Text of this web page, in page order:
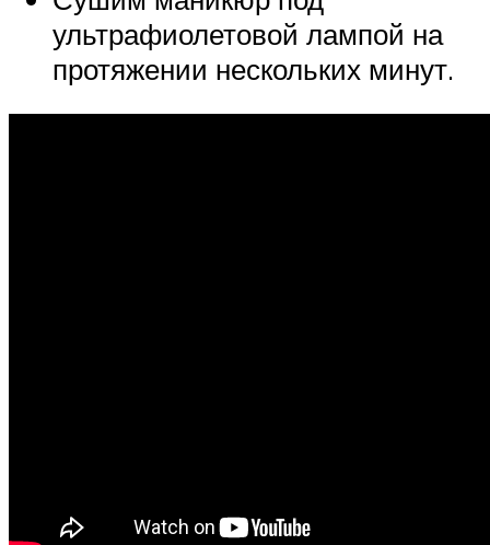
ультрафиолетовой лампой на
протяжении нескольких минут.